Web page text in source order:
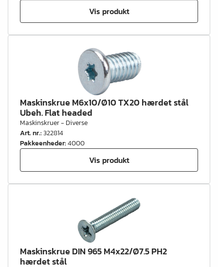
Vis produkt
Maskinskrue M6x10/Ø10 TX20 hærdet stål
Ubeh. Flat headed
Maskinskruer - Diverse
Art. nr.:322814
Pakkeenheder:4000
Vis produkt
Maskinskrue DIN 965 M4x22/Ø7.5 PH2
hærdet stål